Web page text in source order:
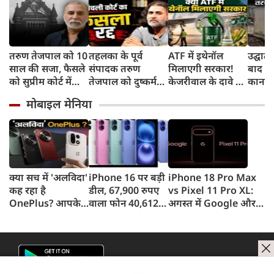
तरुण तेजपाल को 10
साल की सजा, फैसले
को सुप्रीम कोर्ट में
तहलका के पूर्व
संपादक तरुण
तेजपाल को दुष्कर्म
सजा, जानिए क्या है
पूरा मामला
ATF में इथेनॉल
मिलाएगी सरकार!
केजरीवाल के दावे पर
किंजरापु?
बाद
सड़क,
मोबाइल मेनिया
क्या सच में 'अलविदा'
कह रहा है
OnePlus? आपके
अपडेट
iPhone 16 पर बड़ी
डील, 67,900 रुपए
वाला फोन 40,612
डिस्काउंट
iPhone 18 Pro Max
vs Pixel 11 Pro XL:
अगस्त में Google और